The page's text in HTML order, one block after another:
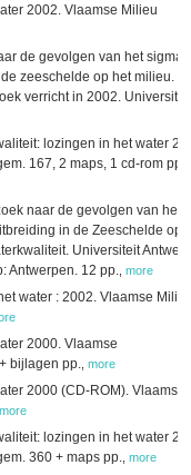
2002. Vlaamse Milieu
de gevolgen van het
zeeschelde op het milieu.
verricht in 2002. Universiteit
lozingen in het water
167, 2 maps, 1 cd-rom pp.
naar de gevolgen van het
in de Zeeschelde op
Universiteit
Antwerpen. 12 pp. more
water : 2002. Vlaamse
2000. Vlaamse
bijlagen pp. more
2000 (CD-ROM). Vlaamse
more
lozingen in het water
360 + maps pp. more